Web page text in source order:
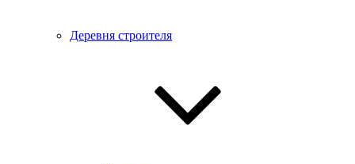
Деревня строителя